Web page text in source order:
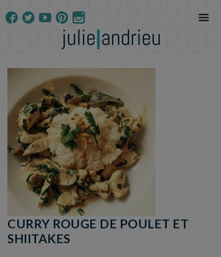
CURRY ROUGE DE POULET ET
SHIITAKES